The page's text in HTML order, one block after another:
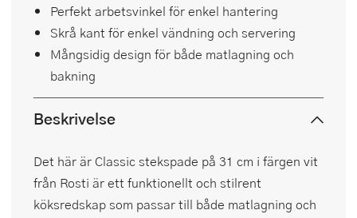
Perfekt arbetsvinkel för enkel hantering
Skrå kant för enkel vändning och servering
Mångsidig design för både matlagning och
bakning
Beskrivelse
Det här är Classic stekspade på 31 cm i färgen vit
från Rosti är ett funktionellt och stilrent
köksredskap som passar till både matlagning och